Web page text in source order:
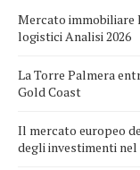
Mercato immobiliare
logistici Analisi 2026
La Torre Palmera
Gold Coast
Il mercato europeo
degli investimenti nel